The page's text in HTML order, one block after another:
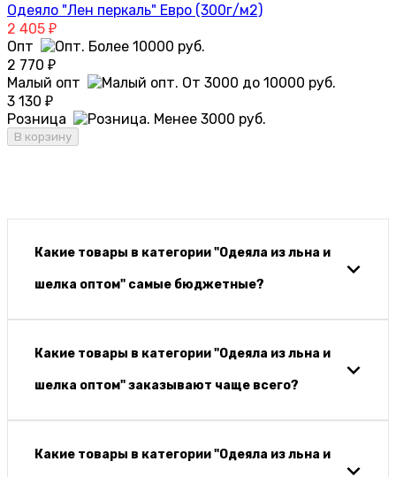
Одеяло "Лен перкаль" Евро (300г/м2)
2 405 ₽
Опт
2 770 ₽
Малый опт
3 130 ₽
Розница
В корзину
Какие товары в категории "Одеяла из льна и
шелка оптом" самые бюджетные?
Какие товары в категории "Одеяла из льна и
шелка оптом" заказывают чаще всего?
Какие товары в категории "Одеяла из льна и